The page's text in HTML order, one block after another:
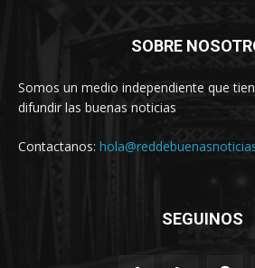
SOBRE
Somos un medio independiente que
difundir las buenas noticias
Contactanos:
SEGUINOS